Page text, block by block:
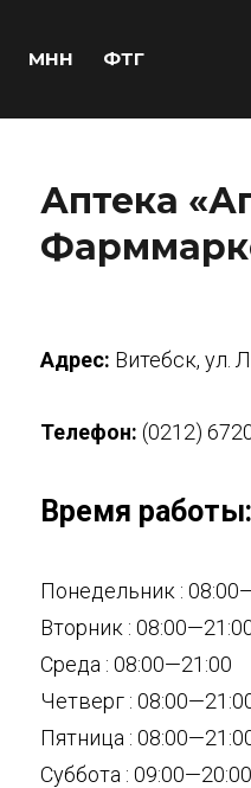
МНН ФТГ
Аптека
Адрес: Витебск, ул.
Телефон: (0212)
Время работы:
Понедельник :
Вторник :
Среда : 08:00—21:00
Четверг :
Пятница :
Суббота : 09:00—20:00